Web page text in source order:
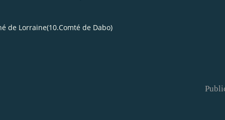
de Lorraine(10.Comté de Dabo)